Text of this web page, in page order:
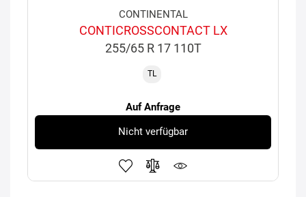
CONTINENTAL
CONTICROSSCONTACT LX
255/65 R 17 110T
TL
Auf Anfrage
Nicht verfügbar